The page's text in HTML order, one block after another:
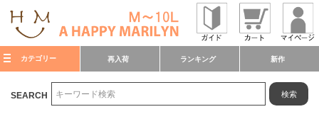
カテゴリー 再入荷 ランキング 新作
SEARCH 検索